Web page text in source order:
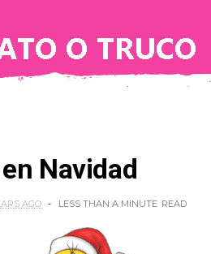
Navidad
AGO LESS THAN A MINUTE READ